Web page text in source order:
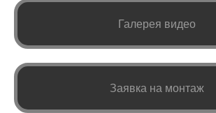
Галерея видео
Заявка на монтаж